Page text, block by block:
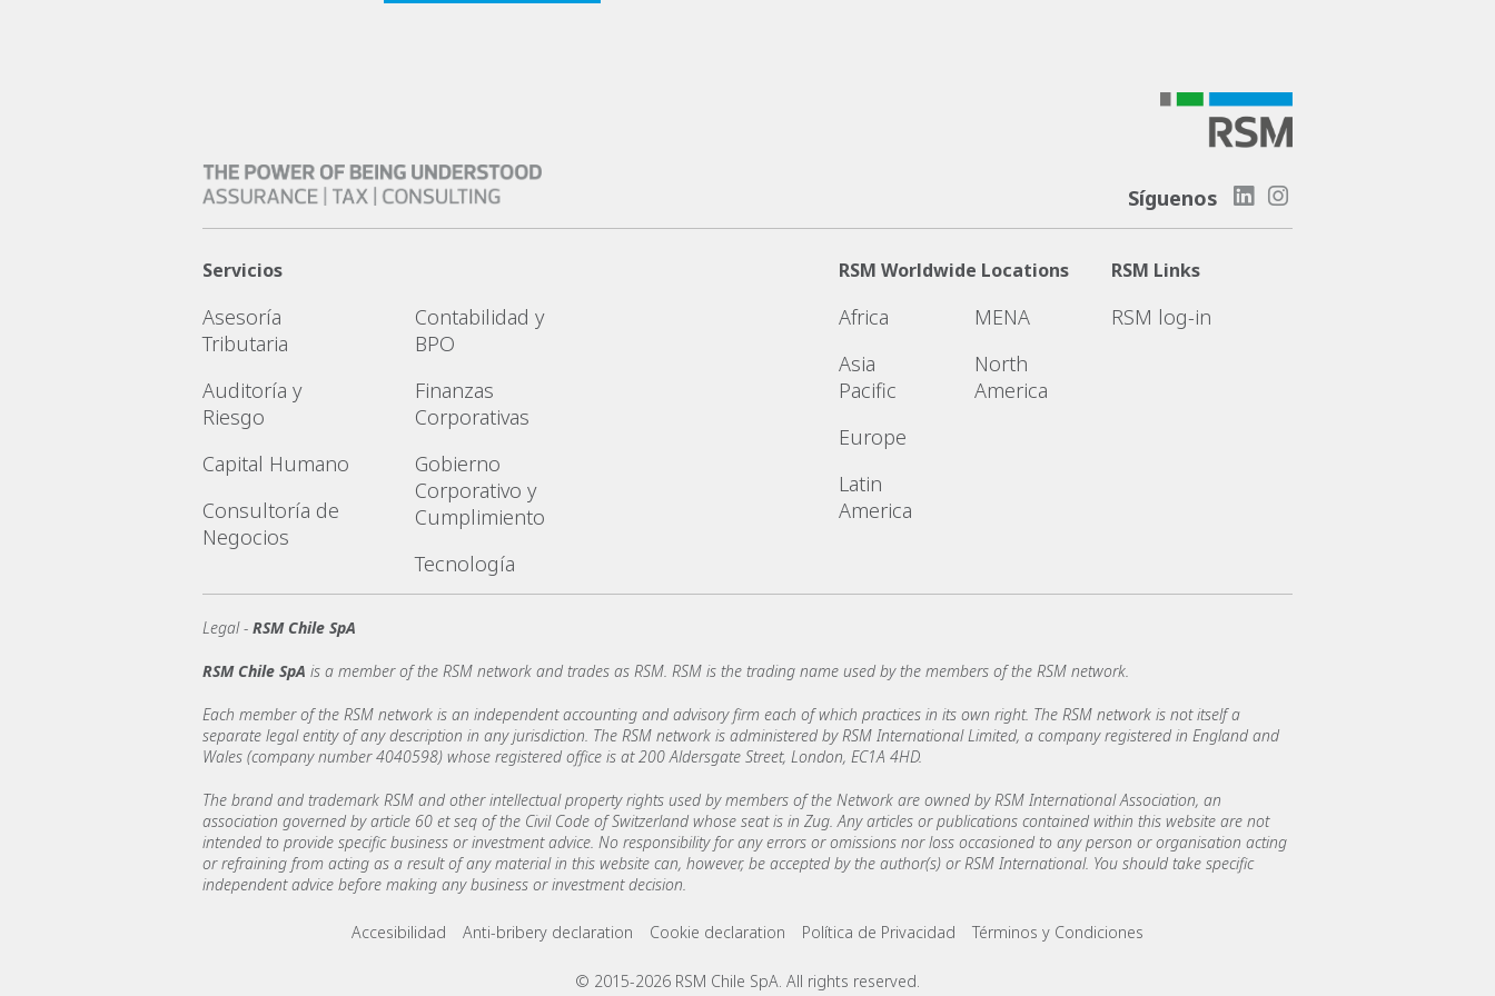
Síguenos
Servicios
Asesoría
Tributaria
Auditoría y
Riesgo
Capital Humano
Consultoría de
Negocios
Contabilidad y
BPO
Finanzas
Corporativas
Gobierno
Corporativo y
Cumplimiento
Tecnología
RSM Worldwide Locations
Africa
Asia
Pacific
Europe
Latin
America
MENA
North
America
RSM Links
RSM log-in
Legal - RSM Chile SpA
RSM Chile SpA is a member of the RSM network and trades as RSM. RSM is the trading name used by the members of the RSM network.
Each member of the RSM network is an independent accounting and advisory firm each of which practices in its own right. The RSM network is not itself a
separate legal entity of any description in any jurisdiction. The RSM network is administered by RSM International Limited, a company registered in England and
Wales (company number 4040598) whose registered office is at 200 Aldersgate Street, London, EC1A 4HD.
The brand and trademark RSM and other intellectual property rights used by members of the Network are owned by RSM International Association, an
association governed by article 60 et seq of the Civil Code of Switzerland whose seat is in Zug. Any articles or publications contained within this website are not
intended to provide specific business or investment advice. No responsibility for any errors or omissions nor loss occasioned to any person or organisation acting
or refraining from acting as a result of any material in this website can, however, be accepted by the author(s) or RSM International. You should take specific
independent advice before making any business or investment decision.
© 2015-2026 RSM Chile SpA. All rights reserved.
Footer menu links
Accesibilidad Anti-bribery declaration Cookie declaration Política de Privacidad Términos y Condiciones